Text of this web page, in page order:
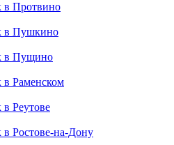
в Протвино
в Пушкино
в Пущино
в Раменском
в Реутове
в Ростове-на-Дону